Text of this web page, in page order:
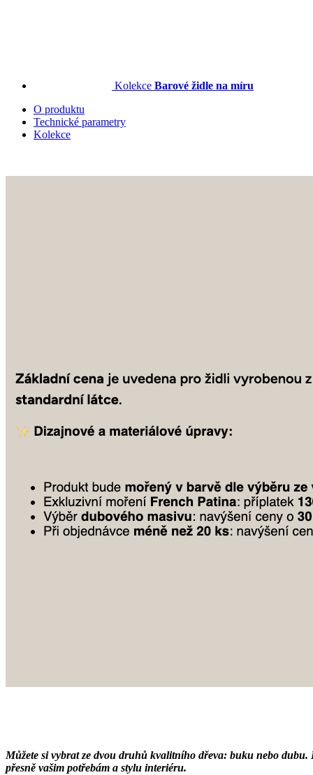
Kolekce Barové židle na míru
O produktu
Technické parametry
Kolekce
Můžete si vybrat ze dvou druhů kvalitního dřeva: buku nebo
přesně vašim potřebám a stylu interiéru.